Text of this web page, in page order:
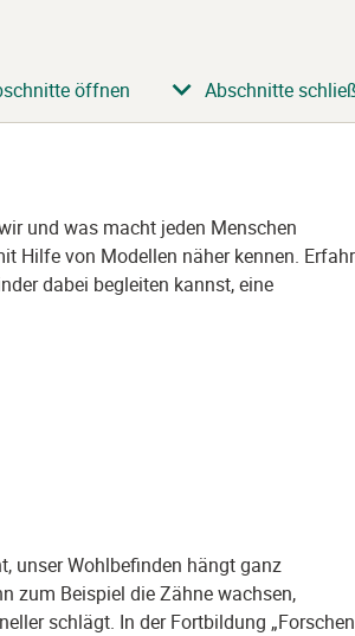
öffnen Abschnitte
und was macht jeden Menschen
Hilfe von Modellen näher kennen.
dabei begleiten kannst, eine
unser Wohlbefinden hängt ganz
zum Beispiel die Zähne wachsen,
schlägt. In der Fortbildung „Forschen